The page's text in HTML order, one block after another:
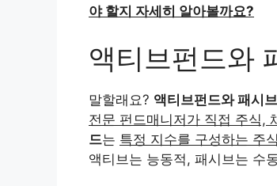
야 할지 자세히 알아볼까요?
액티브펀드와
말할래요? 액티브펀드와 패시
전문 펀드매니저가 직접 주식,
드는 특정 지수를 구성하는 주
액티브는 능동적, 패시브는 수